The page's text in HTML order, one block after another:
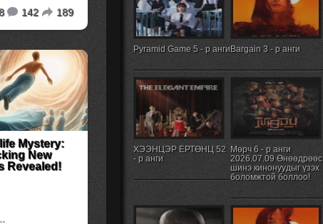
Pyramid Game 5 - р ангиBargain 3 - р анги
ХЭЭНЦЭР ЕРТӨНЦ 52
- р анги
Мөрч 6 - р анги
2026.07.09 Өнөөдрөөс
шинэ кинонуудыг үзэх
боломжтой боллоо!